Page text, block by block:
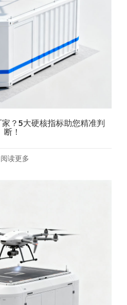
？5大硬核指标助您精准判
断！
阅读更多